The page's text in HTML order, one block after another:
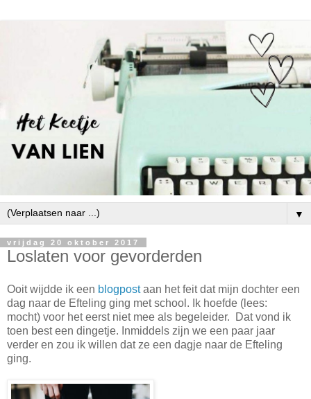
▼
vrijdag 20 oktober 2017
Loslaten voor gevorderden
Ooit wijdde ik een blogpostaan het feit dat mijn dochter een
dag naar de Efteling ging met school. Ik hoefde (lees:
mocht) voor het eerst niet mee als begeleider. Dat vond ik
toen best een dingetje. Inmiddels zijn we een paar jaar
verder en zou ik willen dat ze een dagje naar de Efteling
ging.